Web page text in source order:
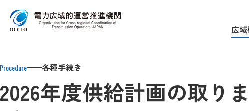
広
Top
Procedure 各種手続き
2026年度供給計画の取り